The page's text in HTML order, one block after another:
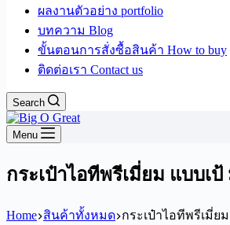
ผลงานตัวอย่าง portfolio
บทความ Blog
ขั้นตอนการสั่งซื้อสินค้า How to buy
ติดต่อเรา Contact us
Search
Menu
กระเป๋าไอทีพรีเมี่ยม แบบเ
Home สินค้าทั้งหมด กระเป๋าไอทีพรีเมี่ย